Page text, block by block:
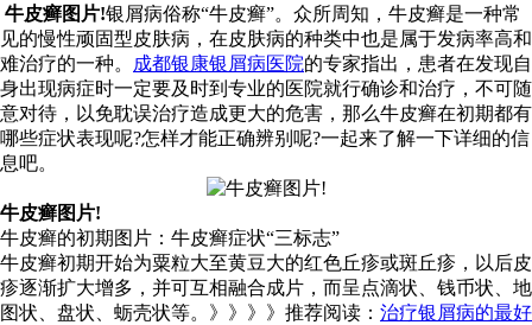
牛皮癣图片!银屑病俗称“牛皮癣”。众所周知，牛皮癣是一种常
见的慢性顽固型皮肤病，在皮肤病的种类中也是属于发病率高和
难治疗的一种。
成都银康银屑病医院的专家指出，患者在发现自
身出现病症时一定要及时到专业的医院就行确诊和治疗，不可随
意对待，以免耽误治疗造成更大的危害，那么牛皮癣在初期都有
哪些症状表现呢?怎样才能正确辨别呢?一起来了解一下详细的信
息吧。
牛皮癣图片!
牛皮癣的初期图片：牛皮癣症状“三标志”
牛皮癣初期开始为粟粒大至黄豆大的红色丘疹或斑丘疹，以后皮
疹逐渐扩大增多，并可互相融合成片，而呈点滴状、钱币状、地
图状、盘状、蛎壳状等。》》》》推荐阅读： 治疗银屑病的最好